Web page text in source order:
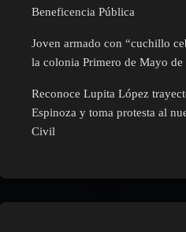
Beneficencia Pública
Joven armado con “cuchillo
la colonia Primero de Mayo
Reconoce Lupita López
Espinoza y toma protesta al
Civil